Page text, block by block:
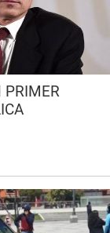
PRIMER